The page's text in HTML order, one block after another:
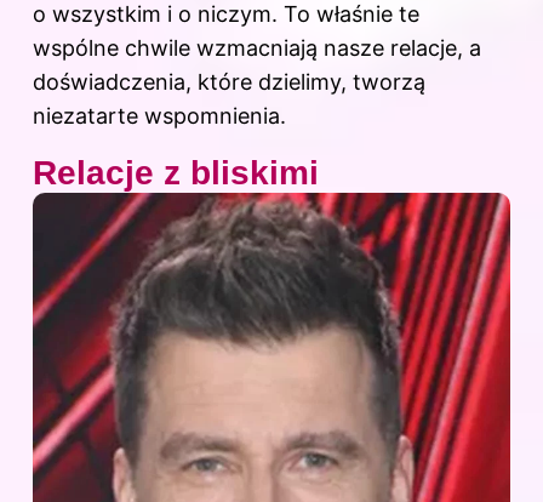
o wszystkim i o niczym. To właśnie te
wspólne chwile wzmacniają nasze relacje, a
doświadczenia, które dzielimy, tworzą
niezatarte wspomnienia.
Relacje z bliskimi